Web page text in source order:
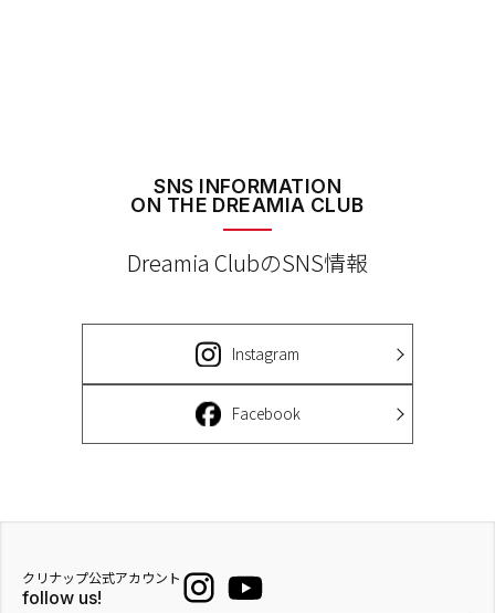
SNS INFORMATION
ON THE DREAMIA CLUB
Dreamia ClubのSNS情報
Instagram
Facebook
クリナップ公式アカウント
follow us!